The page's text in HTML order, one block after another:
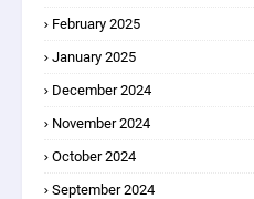
February 2025
January 2025
December 2024
November 2024
October 2024
September 2024